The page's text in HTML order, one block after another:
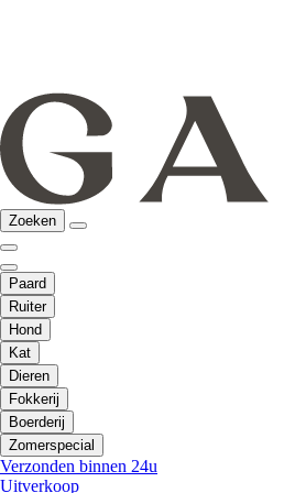
Zoeken
Paard
Ruiter
Hond
Kat
Dieren
Fokkerij
Boerderij
Zomerspecial
Verzonden binnen 24u
Uitverkoop